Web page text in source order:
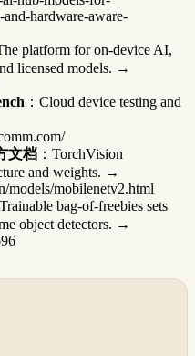
hardware-aware-
platform for on-device AI,
licensed models. →
：Cloud device testing and
文档 ：TorchVision
and weights. →
models/mobilenetv2.html
bag-of-freebies sets
object detectors. →